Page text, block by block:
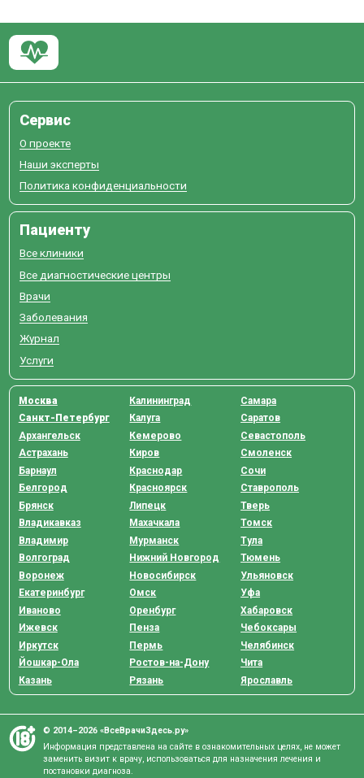
Сервис
О проекте
Наши эксперты
Политика конфиденциальности
Пациенту
Все клиники
Все диагностические центры
Врачи
Заболевания
Журнал
Услуги
Москва
Санкт-Петербург
Архангельск
Астрахань
Барнаул
Белгород
Брянск
Владикавказ
Владимир
Волгоград
Воронеж
Екатеринбург
Иваново
Ижевск
Иркутск
Йошкар-Ола
Казань
Калининград
Калуга
Кемерово
Киров
Краснодар
Красноярск
Липецк
Махачкала
Мурманск
Нижний Новгород
Новосибирск
Омск
Оренбург
Пенза
Пермь
Ростов-на-Дону
Рязань
Самара
Саратов
Севастополь
Смоленск
Сочи
Ставрополь
Тверь
Томск
Тула
Тюмень
Ульяновск
Уфа
Хабаровск
Чебоксары
Челябинск
Чита
Ярославль
© 2014–2026 «ВсеВрачиЗдесь.ру»
Информация представлена на сайте в ознакомительных целях, не может
заменить визит к врачу, использоваться для назначения лечения и
постановки диагноза.